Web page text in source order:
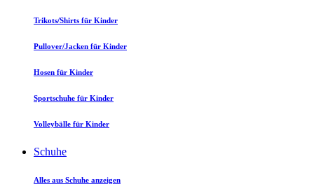
Trikots/Shirts für Kinder
Pullover/Jacken für Kinder
Hosen für Kinder
Sportschuhe für Kinder
Volleybälle für Kinder
Schuhe
Alles aus Schuhe anzeigen